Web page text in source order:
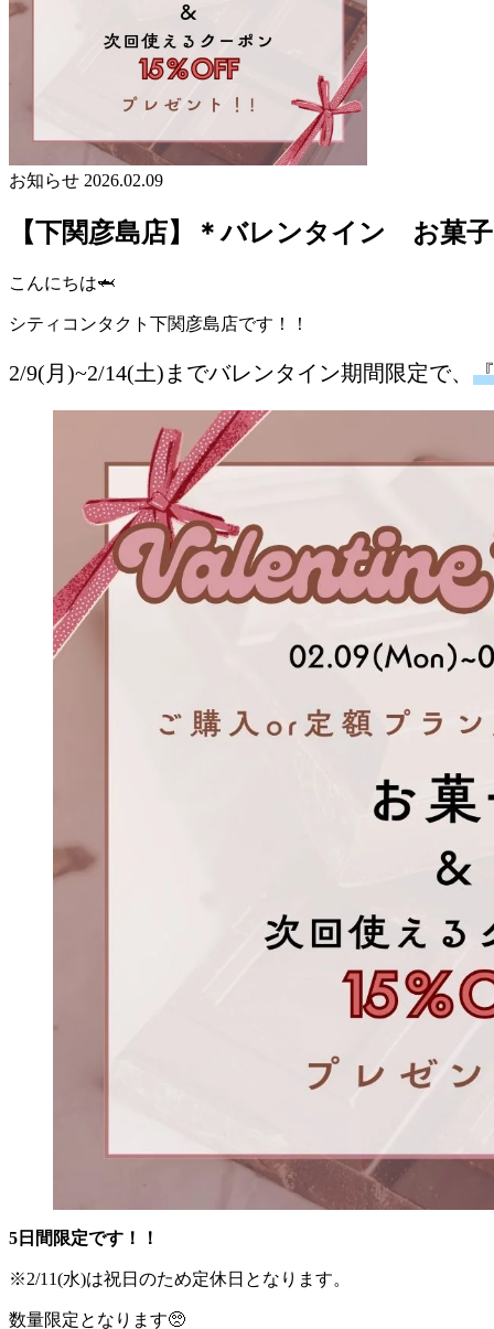
お知らせ 2026.02.09
【下関彦島店】＊バレンタイン お菓
こんにちは🦈
シティコンタクト下関彦島店です！！
2/9(月)~2/14(土)までバレンタイン期間限定で、 『
5日間限定です！！
※2/11(水)は祝日のため定休日となります。
数量限定となります🥺